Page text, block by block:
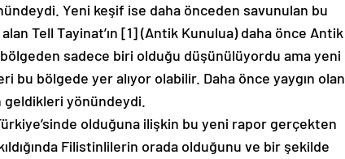
Yeni keşif ise daha önceden savunulan bu
Tell Tayinat’ın [1] (Antik Kunulua) daha önce Antik
sadece biri olduğu düşünülüyordu ama yeni
bu bölgede yer alıyor olabilir. Daha önce yaygın olan
geldikleri yönündeydi.
olduğuna ilişkin bu yeni rapor gerçekten
Filistinlilerin orada olduğunu ve bir şekilde